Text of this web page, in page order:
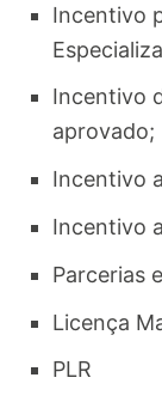
Incentivo
Incentivo
aprovado;
Incentivo
Incentivo
Parcerias
Licença
PLR